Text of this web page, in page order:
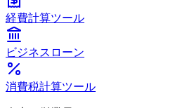
経費計算ツール
ビジネスローン
消費税計算ツール